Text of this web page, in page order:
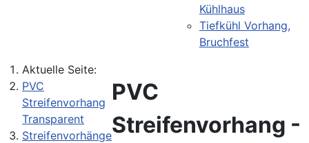
Kühlhaus
Tiefkühl Vorhang,
Bruchfest
Aktuelle Seite:
PVC
Streifenvorhang
Transparent
Streifenvorhänge
PVC
Streifenvorhang -